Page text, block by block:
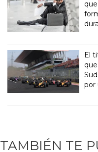
El
por
TAMBIÉN TE